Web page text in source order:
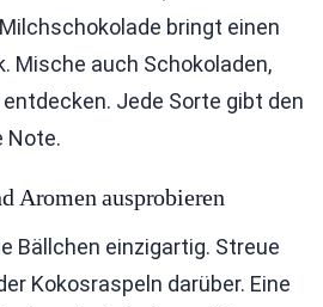
bringt einen
Mische auch Schokoladen,
Jede Sorte gibt den
Note.
Aromen ausprobieren
Bällchen einzigartig. Streue
Kokosraspeln darüber. Eine